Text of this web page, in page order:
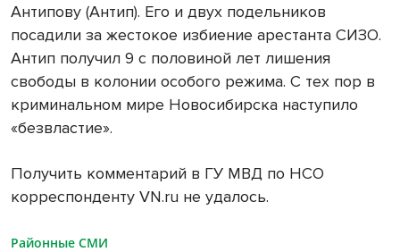
Антипову (Антип). Его и двух подельников
посадили за жестокое избиение арестанта СИЗО.
Антип получил 9 с половиной лет лишения
свободы в колонии особого режима. С тех пор в
криминальном мире Новосибирска наступило
«безвластие».
Получить комментарий в ГУ МВД по НСО
корреспонденту VN.ru не удалось.
Районные СМИ